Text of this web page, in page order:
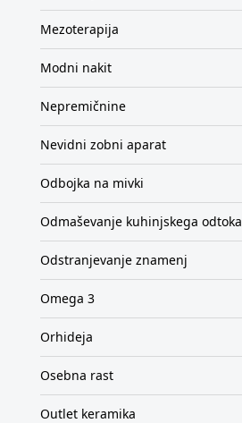
Mezoterapija
Modni nakit
Nepremičnine
Nevidni zobni aparat
Odbojka na mivki
Odmaševanje kuhinjskega odtoka
Odstranjevanje znamenj
Omega 3
Orhideja
Osebna rast
Outlet keramika